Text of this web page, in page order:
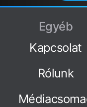
Egyéb
Kapcsolat
Rólunk